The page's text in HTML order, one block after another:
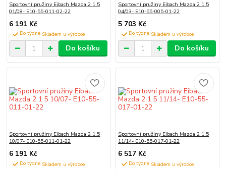
Sportovní pružiny Eibach Mazda 2 1.5
01/08- E10-55-011-02-22
6 191 Kč
Do týdne
Do košíku
Sportovní pružiny Eibach Mazda 2 1.5
04/03- E10-55-005-01-22
5 703 Kč
Do týdne
Do košíku
Sportovní pružiny Eibach Mazda 2 1.5
10/07- E10-55-011-01-22
6 191 Kč
Do týdne
Sportovní pružiny Eibach Mazda 2 1.5
11/14- E10-55-017-01-22
6 517 Kč
Do týdne